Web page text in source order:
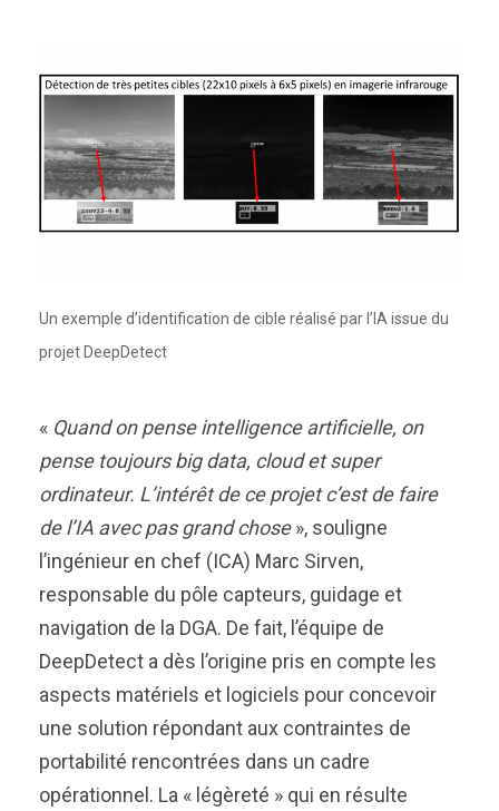
Un exemple d’identification de cible réalisé par l’IA issue du
projet DeepDetect
« Quand on pense intelligence artificielle, on
pense toujours big data, cloud et super
ordinateur. L’intérêt de ce projet c’est de faire
de l’IA avec pas grand chose», souligne
l’ingénieur en chef (ICA) Marc Sirven,
responsable du pôle capteurs, guidage et
navigation de la DGA. De fait, l’équipe de
DeepDetect a dès l’origine pris en compte les
aspects matériels et logiciels pour concevoir
une solution répondant aux contraintes de
portabilité rencontrées dans un cadre
opérationnel. La « légèreté » qui en résulte